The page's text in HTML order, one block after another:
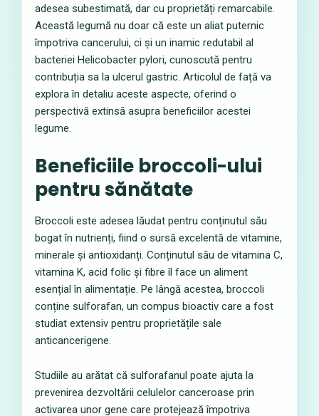
adesea subestimată, dar cu proprietăți remarcabile.
Această legumă nu doar că este un aliat puternic
împotriva cancerului, ci și un inamic redutabil al
bacteriei Helicobacter pylori, cunoscută pentru
contribuția sa la ulcerul gastric. Articolul de față va
explora în detaliu aceste aspecte, oferind o
perspectivă extinsă asupra beneficiilor acestei
legume.
Beneficiile broccoli-ului
pentru sănătate
Broccoli este adesea lăudat pentru conținutul său
bogat în nutrienți, fiind o sursă excelentă de vitamine,
minerale și antioxidanți. Conținutul său de vitamina C,
vitamina K, acid folic și fibre îl face un aliment
esențial în alimentație. Pe lângă acestea, broccoli
conține sulforafan, un compus bioactiv care a fost
studiat extensiv pentru proprietățile sale
anticancerigene.
Studiile au arătat că sulforafanul poate ajuta la
prevenirea dezvoltării celulelor canceroase prin
activarea unor gene care protejează împotriva